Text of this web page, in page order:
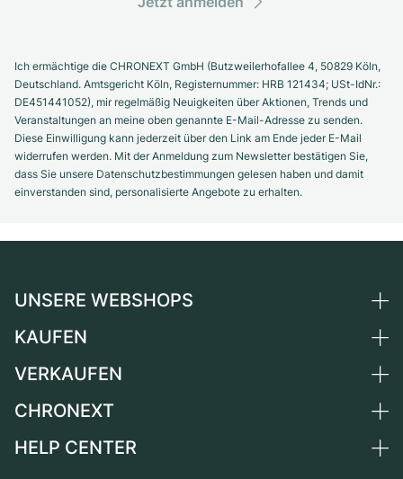
Ich ermächtige die CHRONEXT GmbH (Butzweilerhofallee 4, 50829 Köln,
Deutschland. Amtsgericht Köln, Registernummer: HRB 121434; USt-IdNr.:
DE451441052), mir regelmäßig Neuigkeiten über Aktionen, Trends und
Veranstaltungen an meine oben genannte E-Mail-Adresse zu senden.
Diese Einwilligung kann jederzeit über den Link am Ende jeder E-Mail
widerrufen werden. Mit der Anmeldung zum Newsletter bestätigen Sie,
dass Sie unsere Datenschutzbestimmungen gelesen haben und damit
einverstanden sind, personalisierte Angebote zu erhalten.
UNSERE WEBSHOPS
Deutschland
Schweiz
Frankreich
KAUFEN
Alle Luxusuhren
Independent Brands
VERKAUFEN
Uhr verkaufen
CHRONEXT
Über uns
HELP CENTER